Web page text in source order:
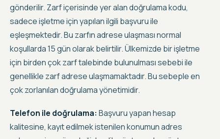
gönderilir. Zarf içerisinde yer alan doğrulama kodu,
sadece işletme için yapılan ilgili başvuru ile
eşleşmektedir. Bu zarfın adrese ulaşması normal
koşullarda 15 gün olarak belirtilir.Ülkemizde bir işletme
için birden çok zarf talebinde bulunulması sebebi ile
genellikle zarf adrese ulaşmamaktadır. Bu sebeple en
çok zorlanılan doğrulama yönetimidir.
Telefon ile doğrulama: Başvuru yapan hesap
kalitesine, kayıt edilmek istenilen konumun adres